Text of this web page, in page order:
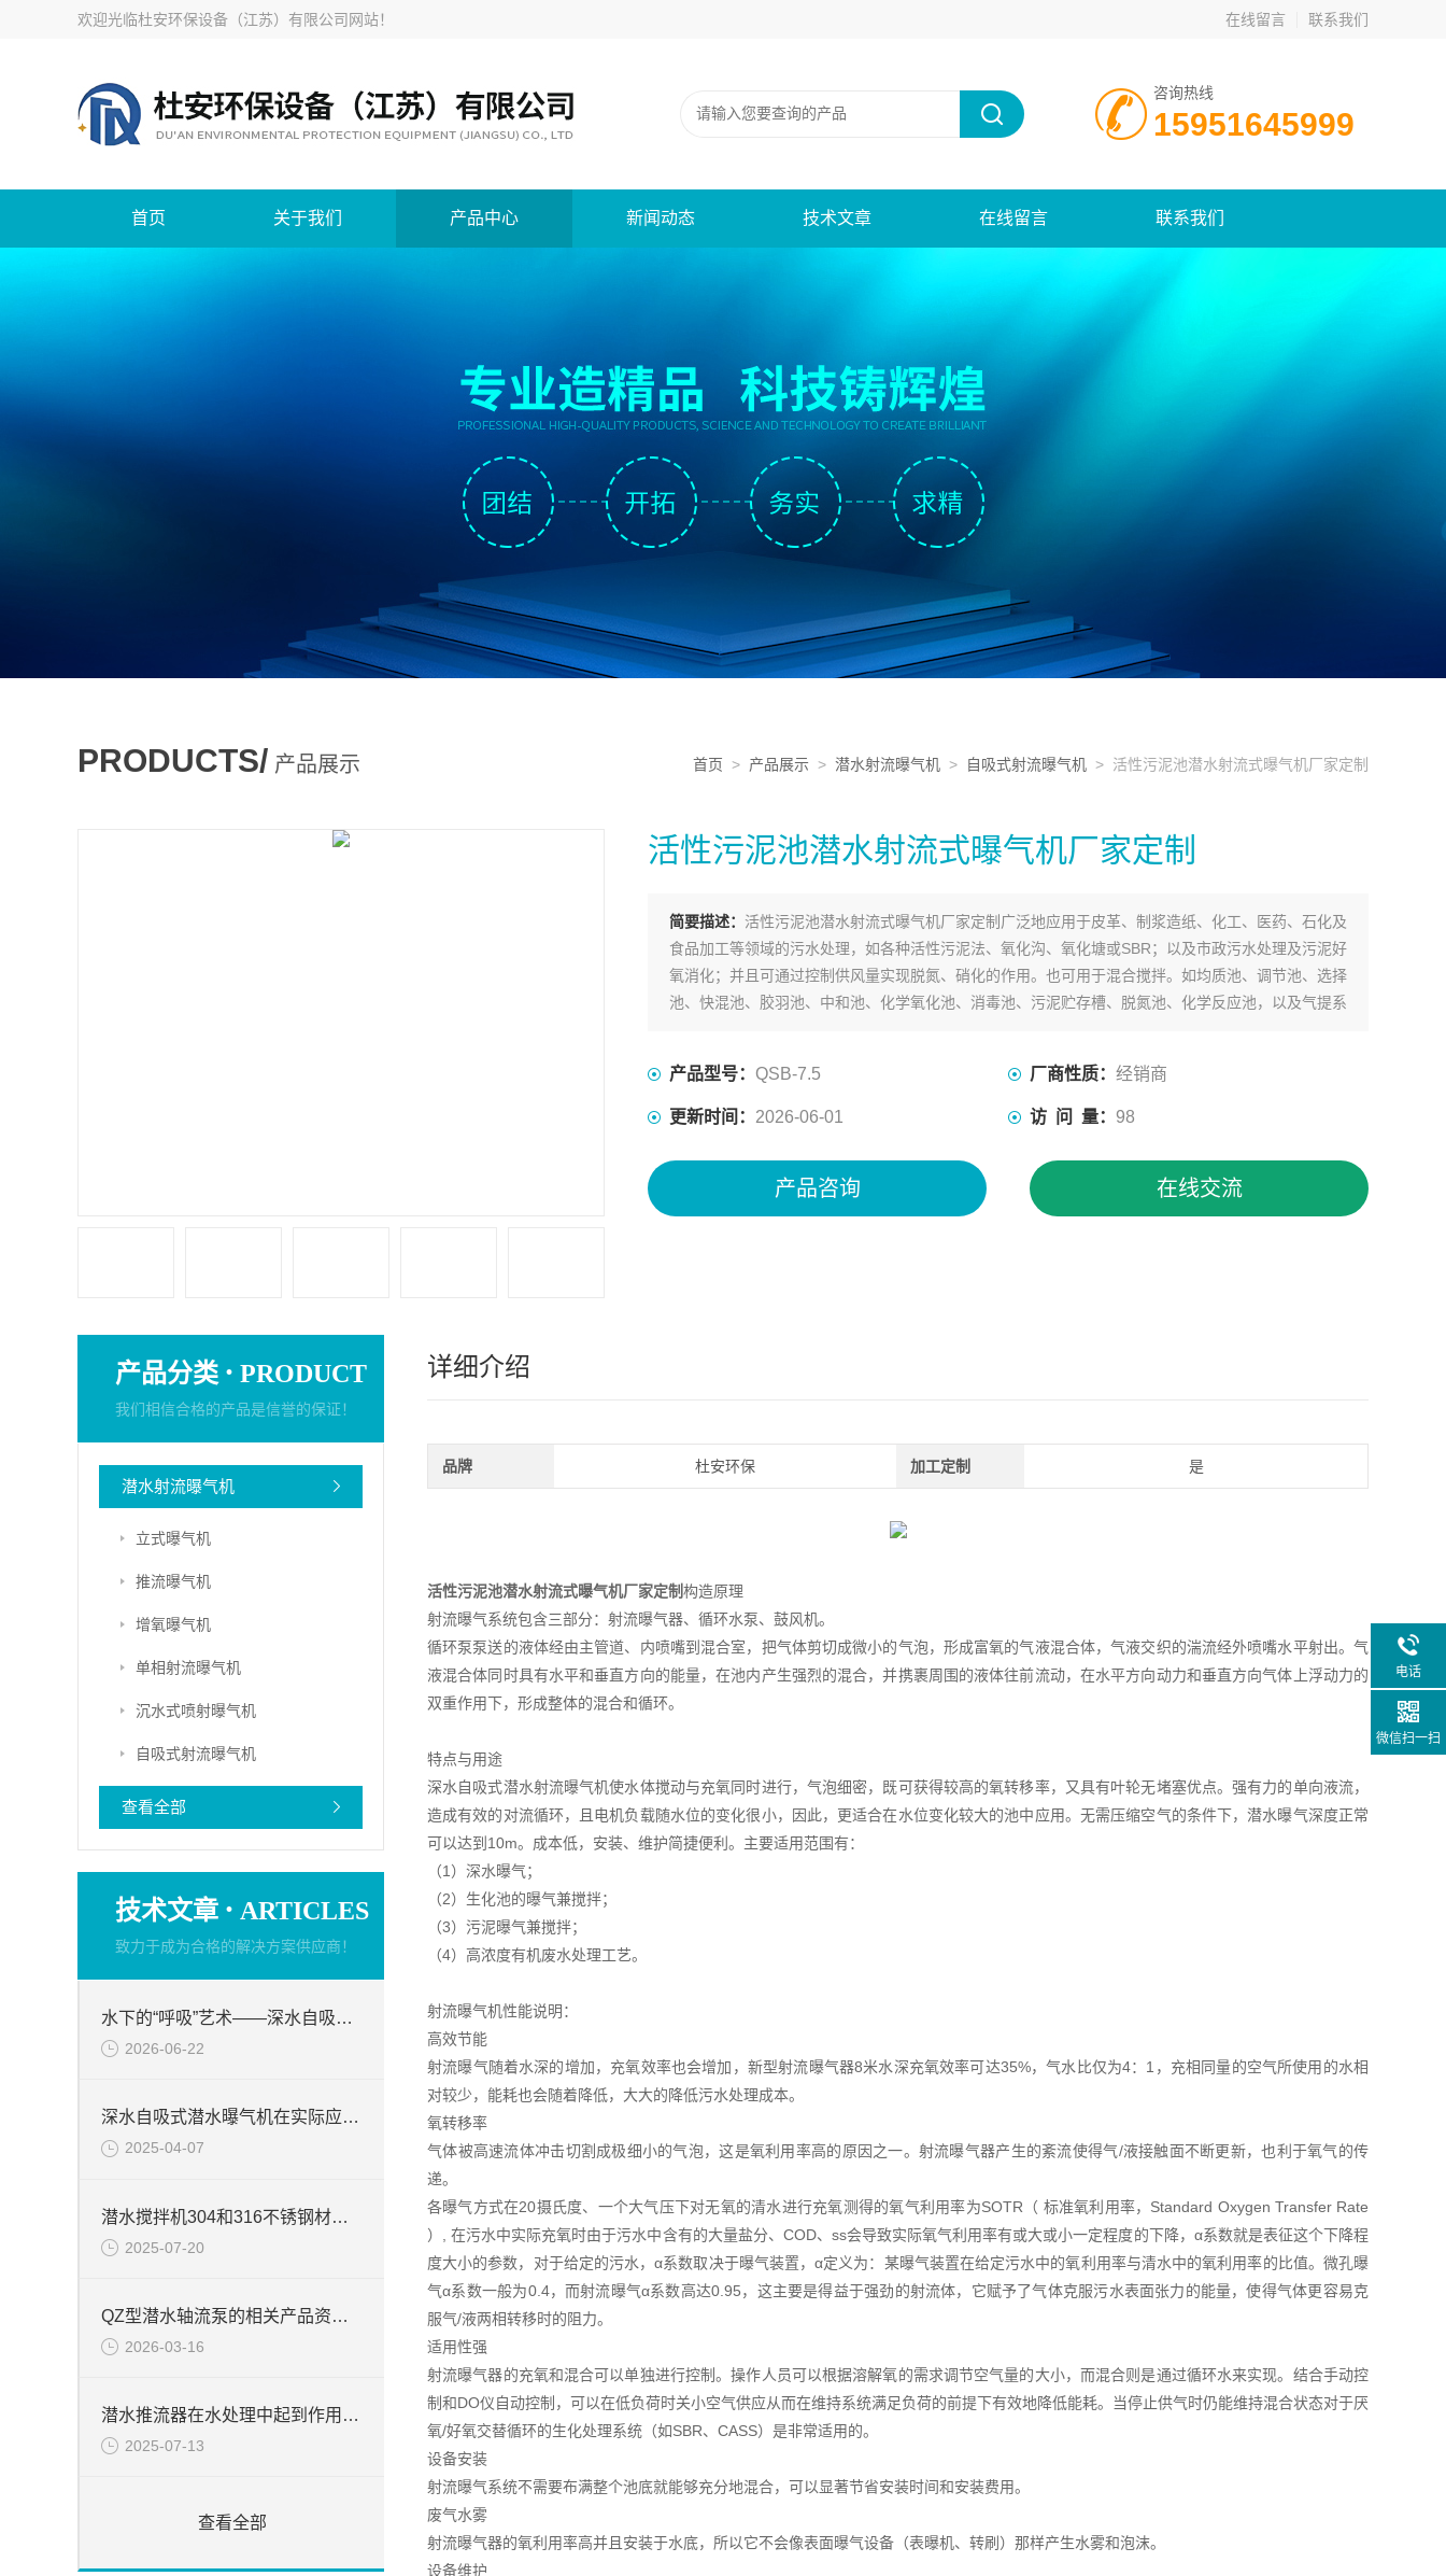
欢迎光临杜安环保设备（江苏）有限公司网站！ 在线留言 联系我们
咨询热线
15951645999
首页 关于我们 产品中心 新闻动态 技术文章 在线留言 联系我们
PRODUCTS/ 产品展示 首页 > 产品展示 > 潜水射流曝气机 > 自吸式射流曝气机 > 活性污泥池潜水射流式曝气机厂家定制
活性污泥池潜水射流式曝气机厂家定制
简要描述： 活性污泥池潜水射流式曝气机厂家定制广泛地应用于皮革、制浆造纸、化工、医药、石化及
食品加工等领域的污水处理，如各种活性污泥法、氧化沟、氧化塘或SBR；以及市政污水处理及污泥好
氧消化；并且可通过控制供风量实现脱氮、硝化的作用。也可用于混合搅拌。如均质池、调节池、选择
池、快混池、胶羽池、中和池、化学氧化池、消毒池、污泥贮存槽、脱氮池、化学反应池，以及气提系
产品型号： QSB-7.5 厂商性质： 经销商
更新时间： 2026-06-01 访 问 量： 98
产品咨询 在线交流
产品分类 · PRODUCT
我们相信合格的产品是信誉的保证！
潜水射流曝气机
立式曝气机
推流曝气机
增氧曝气机
单相射流曝气机
沉水式喷射曝气机
自吸式射流曝气机
查看全部
技术文章 · ARTICLES
致力于成为合格的解决方案供应商！
水下的“呼吸”艺术——深水自吸式潜水曝气机的技术原理与核心优势
2026-06-22
深水自吸式潜水曝气机在实际应用场景中的性能优势
2025-04-07
潜水搅拌机304和316不锈钢材质的区别
2025-07-20
QZ型潜水轴流泵的相关产品资料介绍
2026-03-16
潜水推流器在水处理中起到作用分析
2025-07-13
查看全部
详细介绍
品牌 杜安环保 加工定制 是
活性污泥池潜水射流式曝气机厂家定制构造原理
射流曝气系统包含三部分：射流曝气器、循环水泵、鼓风机。
循环泵泵送的液体经由主管道、内喷嘴到混合室，把气体剪切成微小的气泡，形成富氧的气液混合体，气液交织的湍流经外喷嘴水平射出。气
液混合体同时具有水平和垂直方向的能量，在池内产生强烈的混合，并携裹周围的液体往前流动，在水平方向动力和垂直方向气体上浮动力的
双重作用下，形成整体的混合和循环。
特点与用途
深水自吸式潜水射流曝气机使水体搅动与充氧同时进行，气泡细密，既可获得较高的氧转移率，又具有叶轮无堵塞优点。强有力的单向液流，
造成有效的对流循环，且电机负载随水位的变化很小，因此，更适合在水位变化较大的池中应用。无需压缩空气的条件下，潜水曝气深度正常
可以达到10m。成本低，安装、维护简捷便利。主要适用范围有：
（1）深水曝气；
（2）生化池的曝气兼搅拌；
（3）污泥曝气兼搅拌；
（4）高浓度有机废水处理工艺。
射流曝气机性能说明：
高效节能
射流曝气随着水深的增加，充氧效率也会增加，新型射流曝气器8米水深充氧效率可达35%，气水比仅为4：1，充相同量的空气所使用的水相
对较少，能耗也会随着降低，大大的降低污水处理成本。
氧转移率
气体被高速流体冲击切割成极细小的气泡，这是氧利用率高的原因之一。射流曝气器产生的紊流使得气/液接触面不断更新，也利于氧气的传
递。
各曝气方式在20摄氏度、一个大气压下对无氧的清水进行充氧测得的氧气利用率为SOTR（ 标准氧利用率，Standard Oxygen Transfer Rate
）, 在污水中实际充氧时由于污水中含有的大量盐分、COD、ss会导致实际氧气利用率有或大或小一定程度的下降，α系数就是表征这个下降程
度大小的参数，对于给定的污水，α系数取决于曝气装置，α定义为：某曝气装置在给定污水中的氧利用率与清水中的氧利用率的比值。微孔曝
气α系数一般为0.4，而射流曝气α系数高达0.95，这主要是得益于强劲的射流体，它赋予了气体克服污水表面张力的能量，使得气体更容易克
服气/液两相转移时的阻力。
适用性强
射流曝气器的充氧和混合可以单独进行控制。操作人员可以根据溶解氧的需求调节空气量的大小，而混合则是通过循环水来实现。结合手动控
制和DO仪自动控制，可以在低负荷时关小空气供应从而在维持系统满足负荷的前提下有效地降低能耗。当停止供气时仍能维持混合状态对于厌
氧/好氧交替循环的生化处理系统（如SBR、CASS）是非常适用的。
设备安装
射流曝气系统不需要布满整个池底就能够充分地混合，可以显著节省安装时间和安装费用。
废气水雾
射流曝气器的氧利用率高并且安装于水底，所以它不会像表面曝气设备（表曝机、转刷）那样产生水雾和泡沫。
设备维护
电话
微信扫一扫